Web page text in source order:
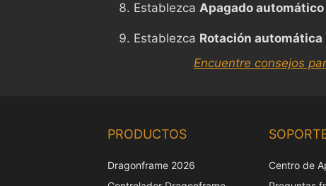
Establezca Apagado automático
Establezca Rotación automática
Encuentre consejos
PRODUCTOS
Dragonframe 2026
Centro de